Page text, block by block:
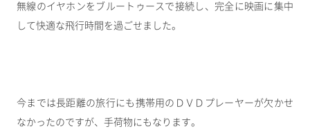
無線のイヤホンをブルートゥースで接続し、完全に映画に集中
して快適な飛行時間を過ごせました。
今までは長距離の旅行にも携帯用のＤＶＤプレーヤーが欠かせ
なかったのですが、手荷物にもなります。